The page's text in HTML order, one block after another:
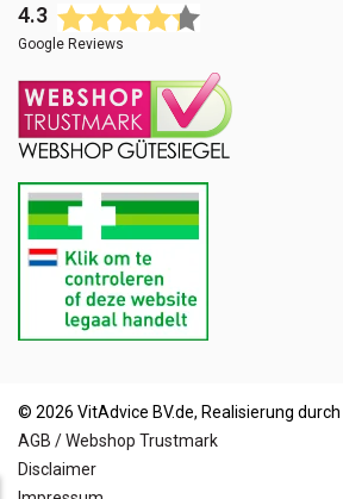
4.3
Google Reviews
© 2026 VitAdvice BV.de, Realisierung durch
AGB / Webshop Trustmark
Disclaimer